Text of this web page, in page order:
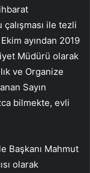
ile tezli
ayından 2019
Müdürü olarak
ve Organize
Sayın
bilmekte, evli
Başkanı Mahmut
olarak